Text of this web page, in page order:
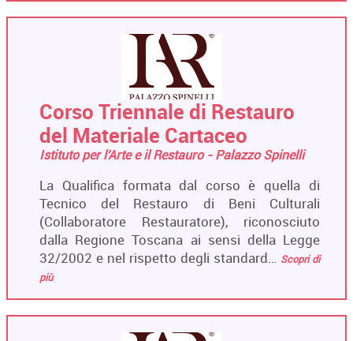
Corso Triennale di Restauro
del Materiale Cartaceo
Istituto per l'Arte e il Restauro - Palazzo Spinelli
La Qualifica formata dal corso è quella di
Tecnico del Restauro di Beni Culturali
(Collaboratore Restauratore), riconosciuto
dalla Regione Toscana ai sensi della Legge
32/2002 e nel rispetto degli standard… Scopri di
più